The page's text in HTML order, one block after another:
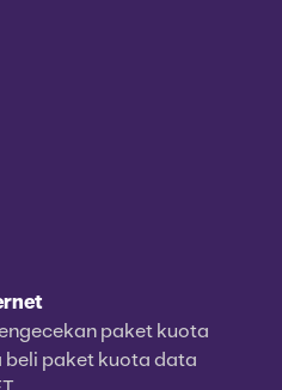
paket kuota
beli paket kuota data